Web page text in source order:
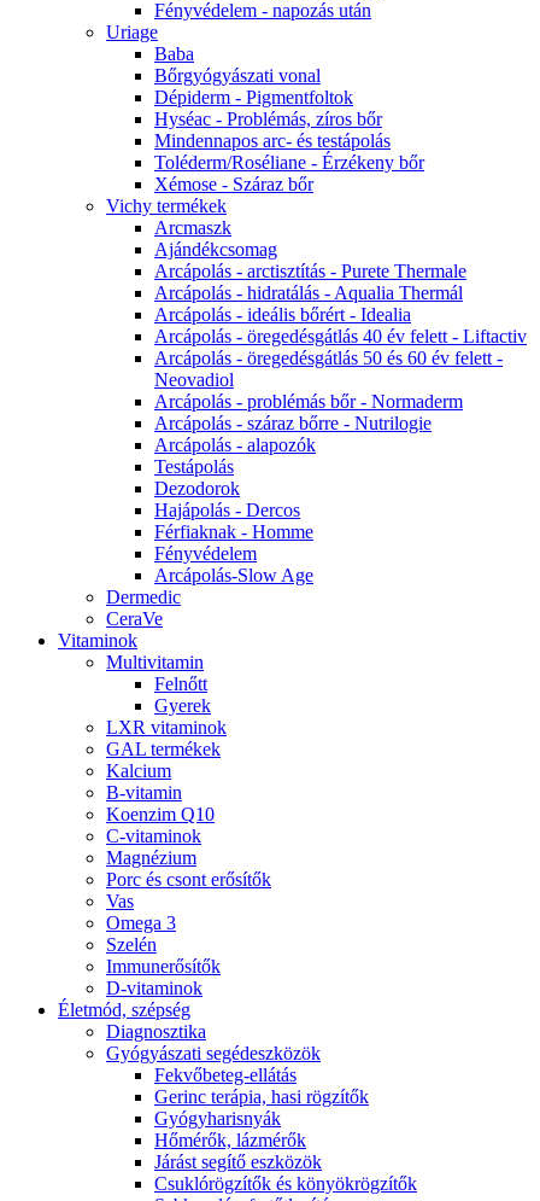
Fényvédelem - napozás után
Uriage
Baba
Bőrgyógyászati vonal
Dépiderm - Pigmentfoltok
Hyséac - Problémás, zíros bőr
Mindennapos arc- és testápolás
Toléderm/Roséliane - Érzékeny bőr
Xémose - Száraz bőr
Vichy termékek
Arcmaszk
Ajándékcsomag
Arcápolás - arctisztítás - Purete Thermale
Arcápolás - hidratálás - Aqualia Thermál
Arcápolás - ideális bőrért - Idealia
Arcápolás - öregedésgátlás 40 év felett - Liftactiv
Arcápolás - öregedésgátlás 50 és 60 év felett -
Neovadiol
Arcápolás - problémás bőr - Normaderm
Arcápolás - száraz bőrre - Nutrilogie
Arcápolás - alapozók
Testápolás
Dezodorok
Hajápolás - Dercos
Férfiaknak - Homme
Fényvédelem
Arcápolás-Slow Age
Dermedic
CeraVe
Vitaminok
Multivitamin
Felnőtt
Gyerek
LXR vitaminok
GAL termékek
Kalcium
B-vitamin
Koenzim Q10
C-vitaminok
Magnézium
Porc és csont erősítők
Vas
Omega 3
Szelén
Immunerősítők
D-vitaminok
Életmód, szépség
Diagnosztika
Gyógyászati segédeszközök
Fekvőbeteg-ellátás
Gerinc terápia, hasi rögzítők
Gyógyharisnyák
Hőmérők, lázmérők
Járást segítő eszközök
Csuklórögzítők és könyökrögzítők